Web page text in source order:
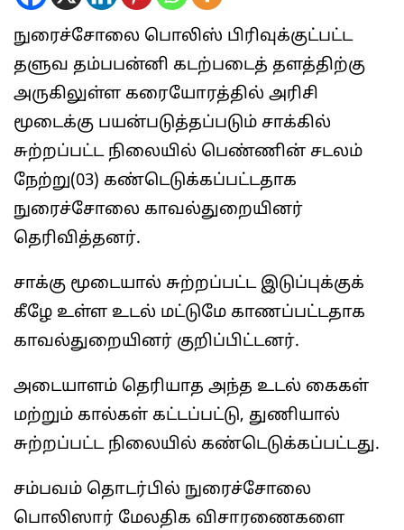
நுரைச்சோலை பொலிஸ் பிரிவுக்குட்பட்ட
தளுவ தம்பபன்னி கடற்படைத் தளத்திற்கு
அருகிலுள்ள கரையோரத்தில் அரிசி
மூடைக்கு பயன்படுத்தப்படும் சாக்கில்
சுற்றப்பட்ட நிலையில் பெண்ணின் சடலம்
நேற்று(03) கண்டெடுக்கப்பட்டதாக
நுரைச்சோலை காவல்துறையினர்
தெரிவித்தனர்.
சாக்கு மூடையால் சுற்றப்பட்ட இடுப்புக்குக்
கீழே உள்ள உடல் மட்டுமே காணப்பட்டதாக
காவல்துறையினர் குறிப்பிட்டனர்.
அடையாளம் தெரியாத அந்த உடல் கைகள்
மற்றும் கால்கள் கட்டப்பட்டு, துணியால்
சுற்றப்பட்ட நிலையில் கண்டெடுக்கப்பட்டது.
சம்பவம் தொடர்பில் நுரைச்சோலை
பொலிஸார் மேலதிக விசாரணைகளை